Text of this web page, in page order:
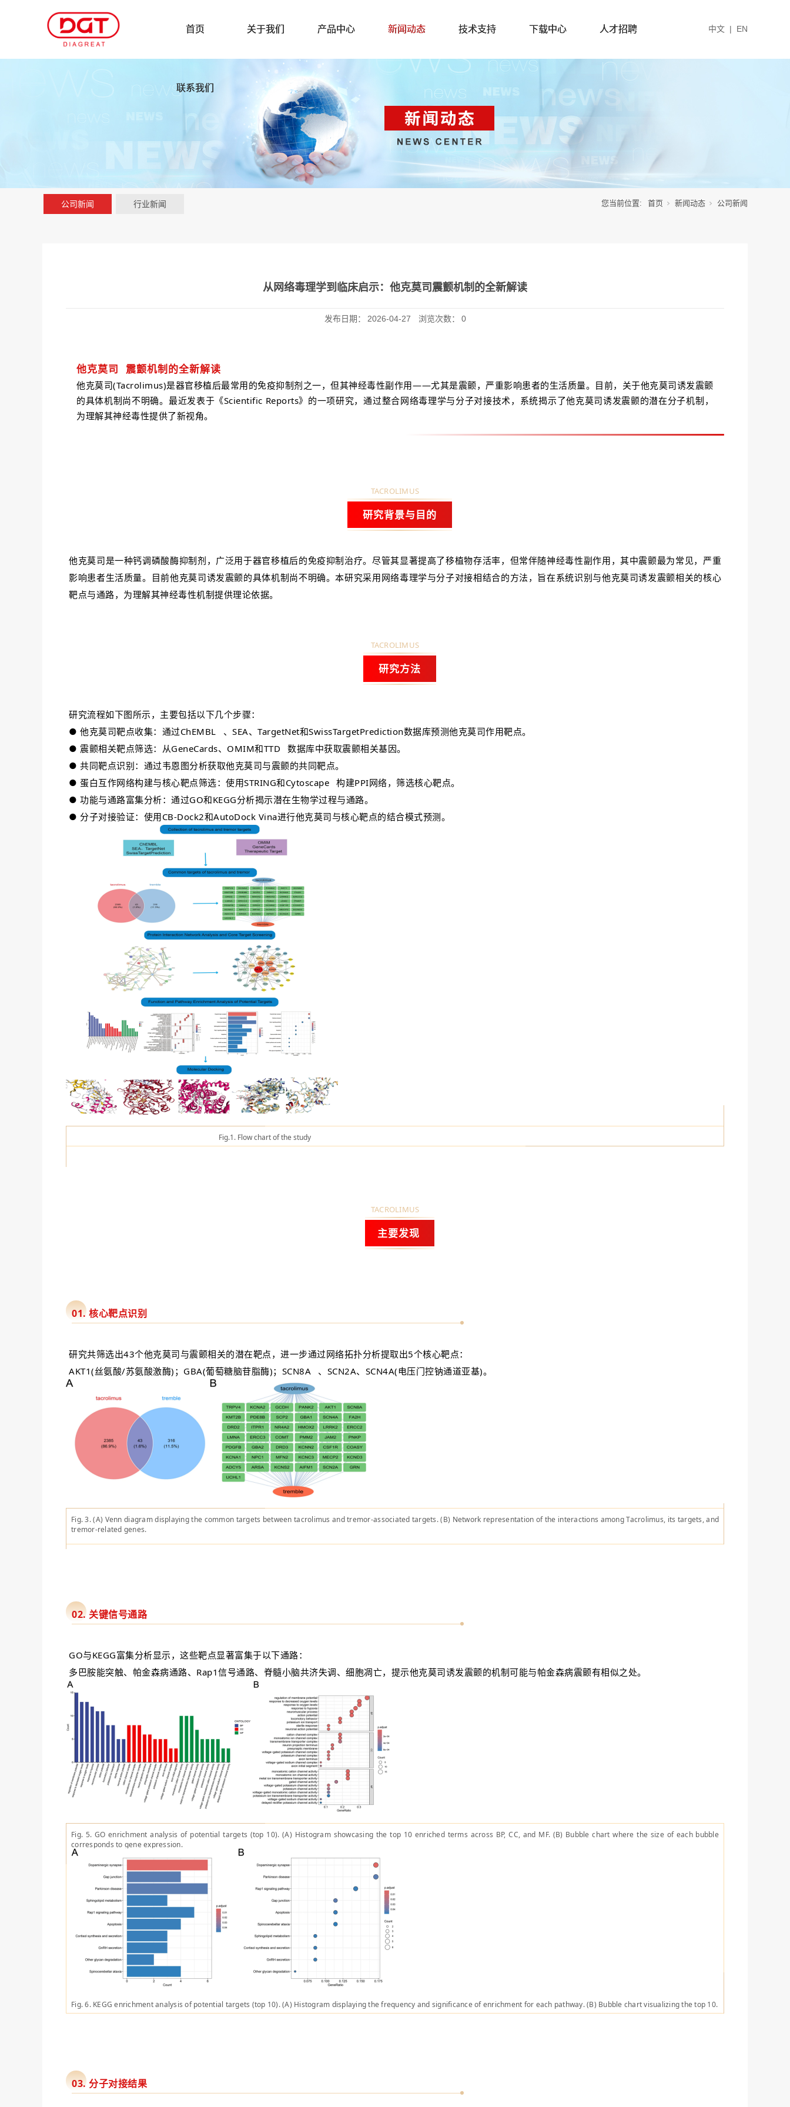
首页 关于我们 产品中心 新闻动态 技术支持 下载中心 人才招聘
联系我们
中文 | EN
公司新闻 行业新闻 您当前位置: 首页 新闻动态 公司新闻
从网络毒理学到临床启示：他克莫司震颤机制的全新解读
发布日期： 2026-04-27 浏览次数： 0
他克莫司 震颤机制的全新解读
他克莫司(Tacrolimus)是器官移植后最常用的免疫抑制剂之一，但其神经毒性副作用——尤其是震颤，严重影响患者的生活质量。目前，关于他克莫司诱发震颤
的具体机制尚不明确。最近发表于《Scientific Reports》的一项研究，通过整合网络毒理学与分子对接技术，系统揭示了他克莫司诱发震颤的潜在分子机制，
为理解其神经毒性提供了新视角。
TACROLIMUS
研究背景与目的
他克莫司是一种钙调磷酸酶抑制剂，广泛用于器官移植后的免疫抑制治疗。尽管其显著提高了移植物存活率，但常伴随神经毒性副作用，其中震颤最为常见，严重
影响患者生活质量。目前他克莫司诱发震颤的具体机制尚不明确。本研究采用网络毒理学与分子对接相结合的方法，旨在系统识别与他克莫司诱发震颤相关的核心
靶点与通路，为理解其神经毒性机制提供理论依据。
TACROLIMUS
研究方法
研究流程如下图所示，主要包括以下几个步骤：
● 他克莫司靶点收集：通过ChEMBL
、SEA、TargetNet和SwissTargetPrediction数据库预测他克莫司作用靶点。
● 震颤相关靶点筛选：从GeneCards、OMIM和TTD
数据库中获取震颤相关基因。
● 共同靶点识别：通过韦恩图分析获取他克莫司与震颤的共同靶点。
● 蛋白互作网络构建与核心靶点筛选：使用STRING和Cytoscape 构建PPI网络，筛选核心靶点。
● 功能与通路富集分析：通过GO和KEGG分析揭示潜在生物学过程与通路。
● 分子对接验证：使用CB-Dock2和AutoDock Vina进行他克莫司与核心靶点的结合模式预测。
Fig.1. Flow chart of the study
TACROLIMUS
主要发现
01. 核心靶点识别
研究共筛选出43个他克莫司与震颤相关的潜在靶点，进一步通过网络拓扑分析提取出5个核心靶点：
AKT1(丝氨酸/苏氨酸激酶)；GBA(葡萄糖脑苷脂酶)； SCN8A 、SCN2A、SCN4A(电压门控钠通道亚基)。
Fig. 3. (A) Venn diagram displaying the common targets between tacrolimus and tremor-associated targets. (B) Network representation of the interactions among Tacrolimus, its targets, and
tremor-related genes.
02. 关键信号通路
GO与KEGG富集分析显示，这些靶点显著富集于以下通路：
多巴胺能突触、帕金森病通路、Rap1信号通路、脊髓小脑共济失调、细胞凋亡，提示他克莫司诱发震颤的机制可能与帕金森病震颤有相似之处。
Fig. 5. GO enrichment analysis of potential targets (top 10). (A) Histogram showcasing the top 10 enriched terms across BP, CC, and MF. (B) Bubble chart where the size of each bubble
corresponds to gene expression.
Fig. 6. KEGG enrichment analysis of potential targets (top 10). (A) Histogram displaying the frequency and significance of enrichment for each pathway. (B) Bubble chart visualizing the top 10.
03. 分子对接结果